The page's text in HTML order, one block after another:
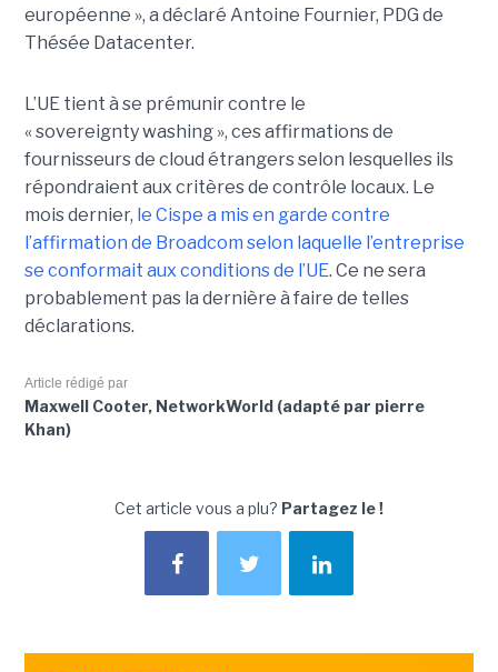
européenne », a déclaré Antoine Fournier, PDG de
Thésée Datacenter.
L’UE tient à se prémunir contre le
« sovereignty washing », ces affirmations de
fournisseurs de cloud étrangers selon lesquelles ils
répondraient aux critères de contrôle locaux. Le
mois dernier, le Cispe a mis en garde contre
l’affirmation de Broadcom selon laquelle l’entreprise
se conformait aux conditions de l’UE. Ce ne sera
probablement pas la dernière à faire de telles
déclarations.
Article rédigé par
Maxwell Cooter, NetworkWorld (adapté par pierre
Khan)
Cet article vous a plu? Partagez le !